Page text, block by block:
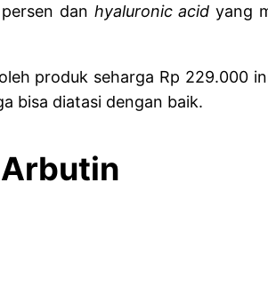
dan hyaluronic acid yang
produk seharga Rp 229.000
bisa diatasi dengan baik.